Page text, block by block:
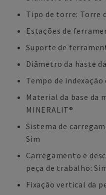
Tipo de torre: Torre
Estações de
Suporte de
Diâmetro da haste
Tempo de indexação
Material da base da
MINERALIT®
Sistema de
Sim
Carregamento e
peça de trabalho:
Fixação vertical da